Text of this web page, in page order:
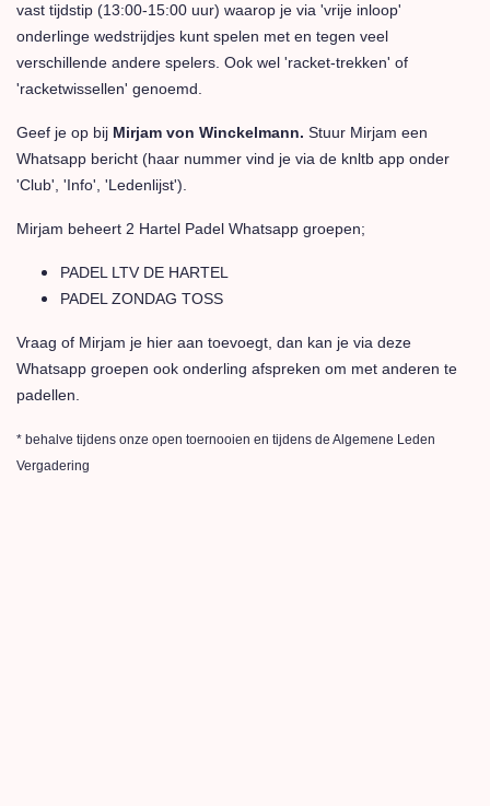
vast tijdstip (13:00-15:00 uur) waarop je via 'vrije inloop'
onderlinge wedstrijdjes kunt spelen met en tegen veel
verschillende andere spelers. Ook wel 'racket-trekken' of
'racketwissellen' genoemd.
Geef je op bij Mirjam von Winckelmann. Stuur Mirjam een
Whatsapp bericht (haar nummer vind je via de knltb app onder
'Club', 'Info', 'Ledenlijst').
Mirjam beheert 2 Hartel Padel Whatsapp groepen;
PADEL LTV DE HARTEL
PADEL ZONDAG TOSS
Vraag of Mirjam je hier aan toevoegt, dan kan je via deze
Whatsapp groepen ook onderling afspreken om met anderen te
padellen.
* behalve tijdens onze open toernooien en tijdens de Algemene Leden
Vergadering